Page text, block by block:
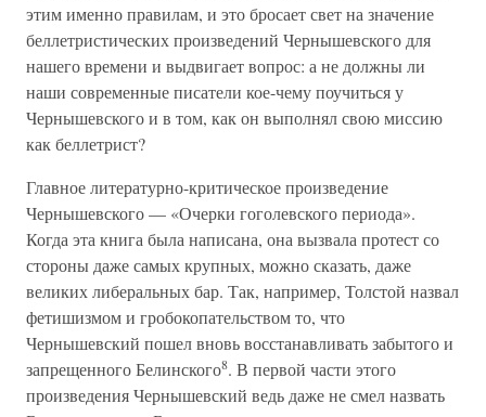
этим именно правилам, и это бросает свет на значение
беллетристических произведений Чернышевского для
нашего времени и выдвигает вопрос: а не должны ли
наши современные писатели кое-чему поучиться у
Чернышевского и в том, как он выполнял свою миссию
как беллетрист?
Главное литературно-критическое произведение
Чернышевского — «Очерки гоголевского периода».
Когда эта книга была написана, она вызвала протест со
стороны даже самых крупных, можно сказать, даже
великих либеральных бар. Так, например, Толстой назвал
фетишизмом и гробокопательством то, что
Чернышевский пошел вновь восстанавливать забытого и
запрещенного Белинского8. В первой части этого
произведения Чернышевский ведь даже не смел назвать